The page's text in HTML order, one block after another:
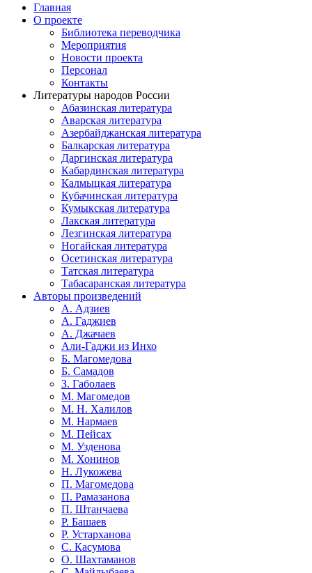
Главная
О проекте
Библиотека переводчика
Мероприятия
Новости проекта
Персонал
Контакты
Литературы народов России
Абазинская литература
Аварская литература
Азербайджанская литература
Балкарская литература
Даргинская литература
Кабардинская литература
Калмыцкая литература
Кубачинская литература
Кумыкская литература
Лакская литература
Лезгинская литература
Ногайская литература
Осетинская литература
Татская литература
Табасаранская литература
Авторы произведений
А. Адзиев
А. Гаджиев
А. Джачаев
Али-Гаджи из Инхо
Б. Магомедова
Б. Самадов
З. Габолаев
М. Магомедов
М. Н. Халилов
М. Нармаев
М. Пейсах
М. Узденова
М. Хонинов
Н. Лукожева
П. Магомедова
П. Рамазанова
П. Штанчаева
Р. Башаев
Р. Устарханова
С. Касумова
О. Шахтаманов